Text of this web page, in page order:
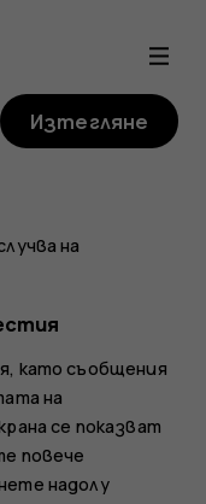
Изтегляне
на
като съобщения
на
се показват
повече
надолу